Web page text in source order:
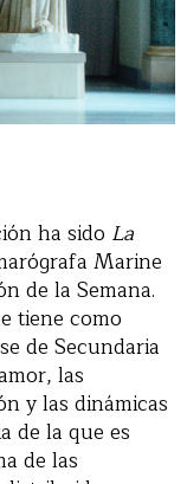
ha sido La
Marine
de la Semana.
tiene como
de Secundaria
las
y las dinámicas
de la que es
de las